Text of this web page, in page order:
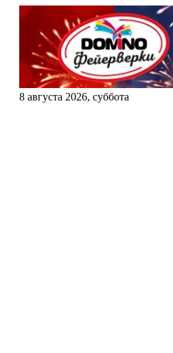
8 августа 2026, суббота